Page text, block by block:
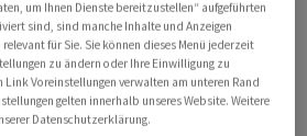
fielen um 14,8 Prozent auf
bei den Lieferwagen und leichten
mit einem Marktanteil von gut
(knapp 15%) und Ford (14%).
um Ihnen Dienste bereitzustellen“ aufgeführten
sind, sind manche Inhalte und Anzeigen
für Sie. Sie können dieses Menü jederzeit
zu ändern oder Ihre Einwilligung zu
Voreinstellungen verwalten am unteren Rand
gelten innerhalb unseres Website. Weitere
Datenschutzerklärung.